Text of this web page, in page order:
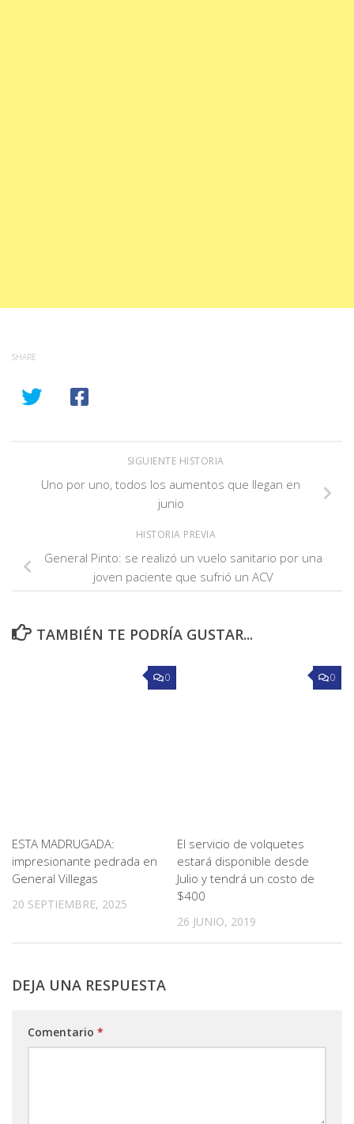
SHARE
SIGUIENTE HISTORIA
Uno por uno, todos los aumentos que llegan en
junio
HISTORIA PREVIA
General Pinto: se realizó un vuelo sanitario por una
joven paciente que sufrió un ACV
TAMBIÉN TE PODRÍA GUSTAR...
0
ESTA MADRUGADA:
impresionante pedrada en
General Villegas
20 SEPTIEMBRE, 2025
0
El servicio de volquetes
estará disponible desde
Julio y tendrá un costo de
$400
26 JUNIO, 2019
DEJA UNA RESPUESTA
Comentario *